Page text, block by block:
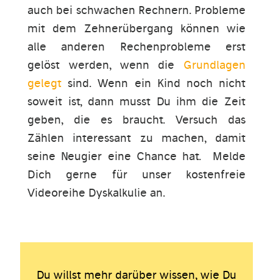
auch bei schwachen Rechnern. Probleme
mit dem Zehnerübergang können wie
alle anderen Rechenprobleme erst
gelöst werden, wenn die Grundlagen
gelegt sind. Wenn ein Kind noch nicht
soweit ist, dann musst Du ihm die Zeit
geben, die es braucht. Versuch das
Zählen interessant zu machen, damit
seine Neugier eine Chance hat. Melde
Dich gerne für unser kostenfreie
Videoreihe Dyskalkulie an.
Du willst mehr darüber wissen, wie Du